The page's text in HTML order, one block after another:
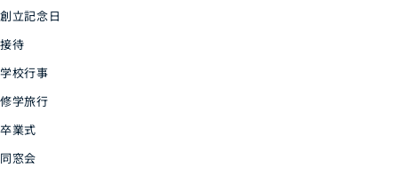
創立記念日
接待
学校行事
修学旅行
卒業式
同窓会